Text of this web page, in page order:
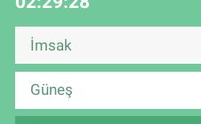
İmsak
Güneş